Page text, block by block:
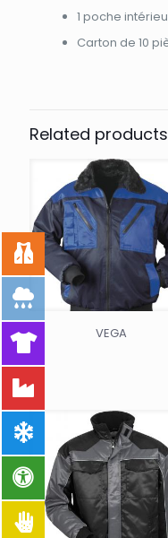
1 poche
Carton de 10
Related products
VEGA